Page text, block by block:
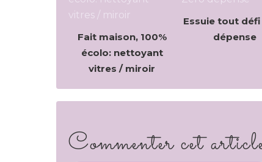
Fait maison, 100%
écolo: nettoyant
vitres / miroir
Essuie tout
dépense
Commenter cet